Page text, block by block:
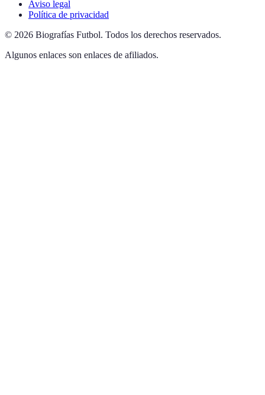
Aviso legal
Política de privacidad
© 2026 Biografías Futbol. Todos los derechos reservados.
Algunos enlaces son enlaces de afiliados.